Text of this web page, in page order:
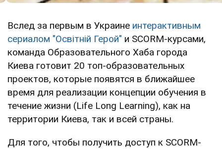
Вслед за первым в Украине интерактивным
сериалом "Освітній Герой" и SCORM-курсами,
команда Образовательного Хаба города
Киева готовит 20 топ-образовательных
проектов, которые появятся в ближайшее
время для реализации концепции обучения в
течение жизни (Life Long Learning), как на
территории Киева, так и всей страны.
Для того, чтобы получить доступ к SCORM-